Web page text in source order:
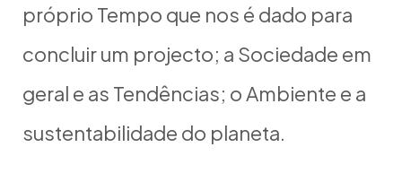
próprio Tempo que nos é dado para
concluir um projecto; a Sociedade em
geral e as Tendências; o Ambiente e a
sustentabilidade do planeta.